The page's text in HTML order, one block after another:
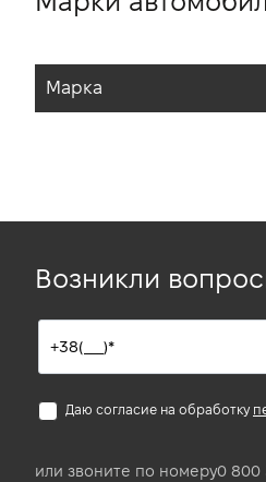
Марка
Возникли
Даю согласие на обработку
или звоните по номеру0 800